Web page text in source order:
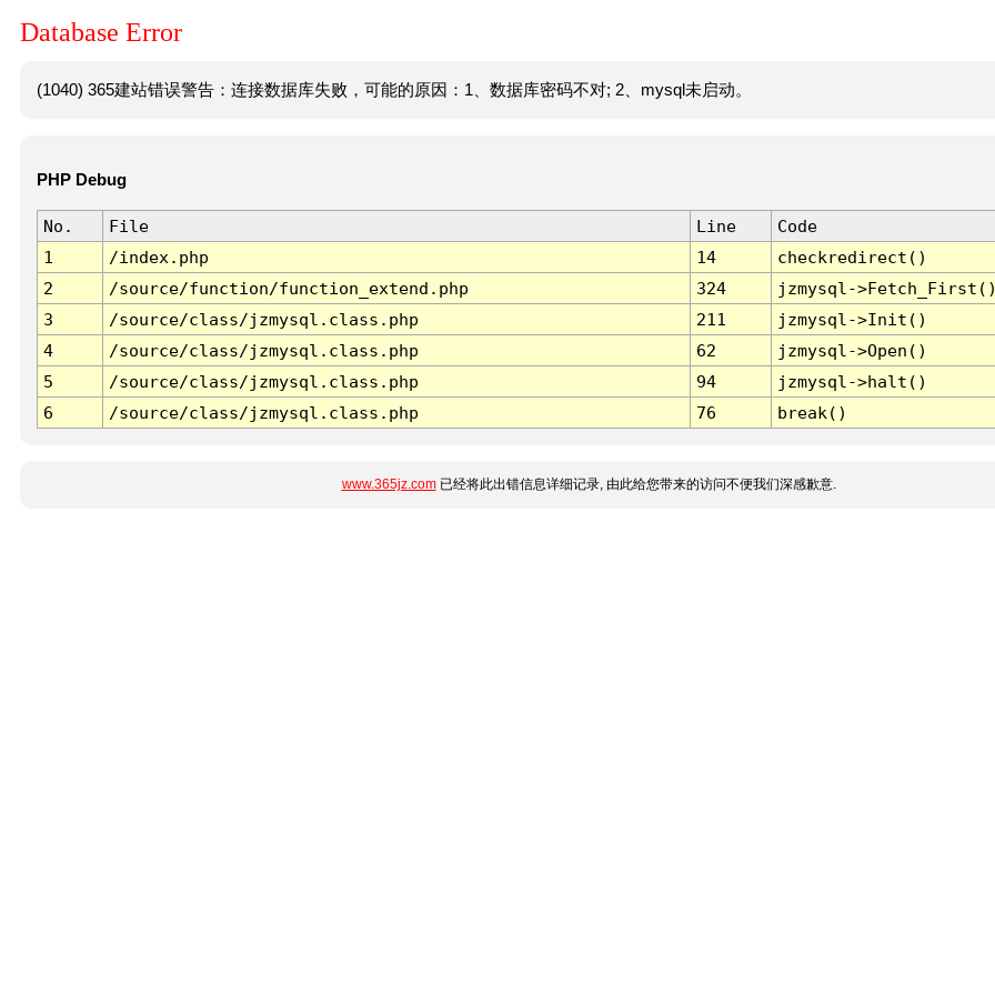
Database Error
(1040) 365建站错误警告：连接数据库失败，可能的原因：1、数据库密码不对; 2、mysql未启动。
PHP Debug
No. File Line
Code
1
/index.php 14
checkredirect()
2
/source/function/function_extend.php 324
jzmysql-
3
/source/class/jzmysql.class.php 211
jzmysql->Init()
4
/source/class/jzmysql.class.php 62
jzmysql->Open()
5
/source/class/jzmysql.class.php 94
jzmysql->halt()
6
/source/class/jzmysql.class.php 76 break()
www.365jz.com已经将此出错信息详细记录, 由此给您带来的访问不便我们深感歉意.